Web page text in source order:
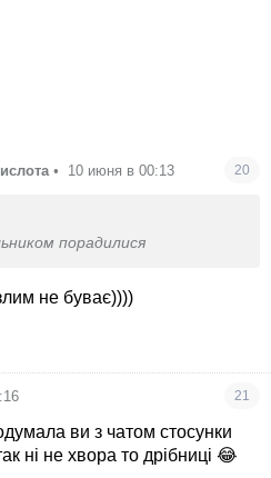
• 10 июня в 00:13 20
порадилися
не буває))))
21
ви з чатом стосунки
ні не хвора то дрібниці 😂